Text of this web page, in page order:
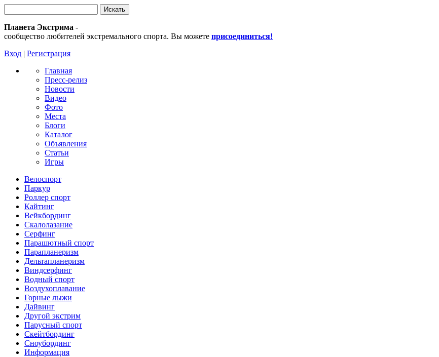
Планета Экстрима -
сообщество любителей экстремального спорта. Вы можете присоединиться!
Вход | Регистрация
Главная
Пресс-релиз
Новости
Видео
Фото
Места
Блоги
Каталог
Объявления
Статьи
Игры
Велоспорт
Паркур
Роллер спорт
Кайтинг
Вейкбординг
Скалолазание
Серфинг
Парашютный спорт
Парапланеризм
Дельтапланеризм
Виндсерфинг
Водный спорт
Воздухоплавание
Горные лыжи
Дайвинг
Другой экстрим
Парусный спорт
Скейтбординг
Сноубординг
Информация